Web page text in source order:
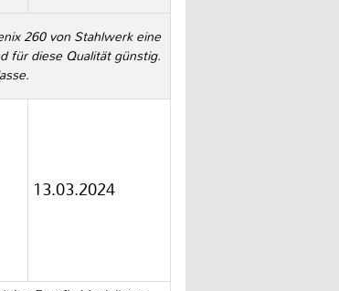
260 von Stahlwerk eine
für diese Qualität günstig.
13.03.2024